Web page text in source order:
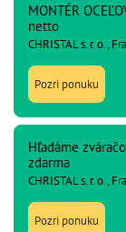
MONTÉR
netto
CHRISTAL s. r. o.,
Pozri ponuku
Hľadáme
zdarma
CHRISTAL s. r. o.,
Pozri ponuku